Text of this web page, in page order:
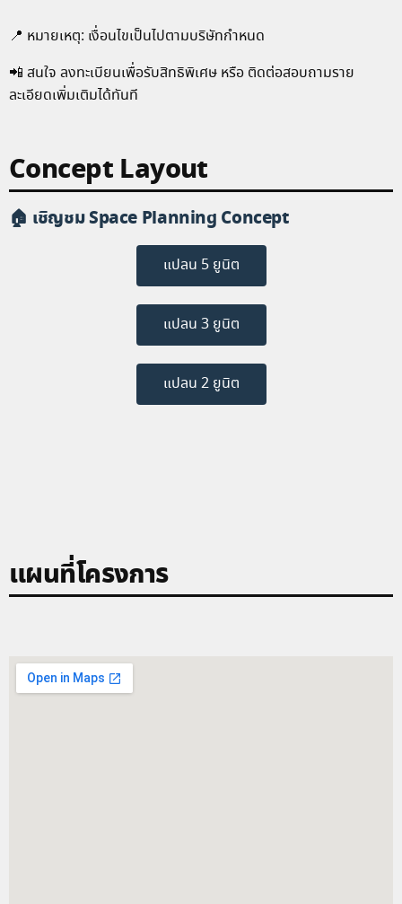
📍 หมายเหตุ: เงื่อนไขเป็นไปตามบริษัทกำหนด
📲 สนใจ ลงทะเบียนเพื่อรับสิทธิพิเศษ หรือ ติดต่อสอบถามราย
ละเอียดเพิ่มเติมได้ทันที
Concept Layout
🏠 เชิญชม Space Planning Concept
แปลน 5 ยูนิต
แปลน 3 ยูนิต
แปลน 2 ยูนิต
แผนที่โครงการ